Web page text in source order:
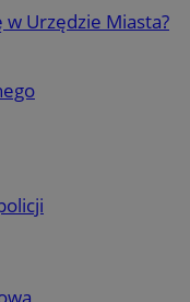
w Urzędzie Miasta?